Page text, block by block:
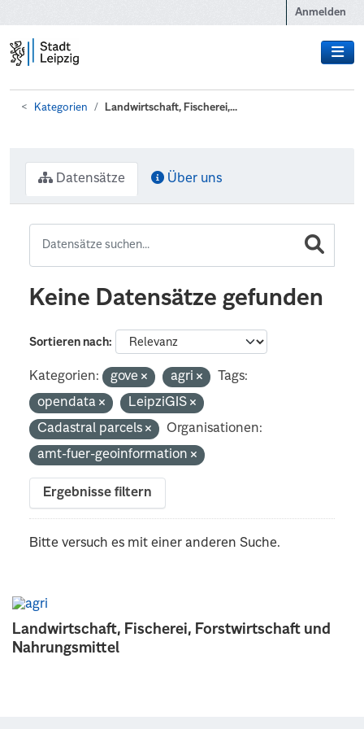
Anmelden
Kategorien Landwirtschaft, Fischerei,...
Landwirtschaft, Fischerei, Forstwirtschaft und
Nahrungsmittel
Datensätze Über uns
Keine Datensätze gefunden
Sortieren nach
Kategorien: gove agri
Tags:
opendata
LeipziGIS
Cadastral parcels
Organisationen:
amt-fuer-geoinformation
Ergebnisse filtern
Bitte versuch es mit einer anderen Suche.